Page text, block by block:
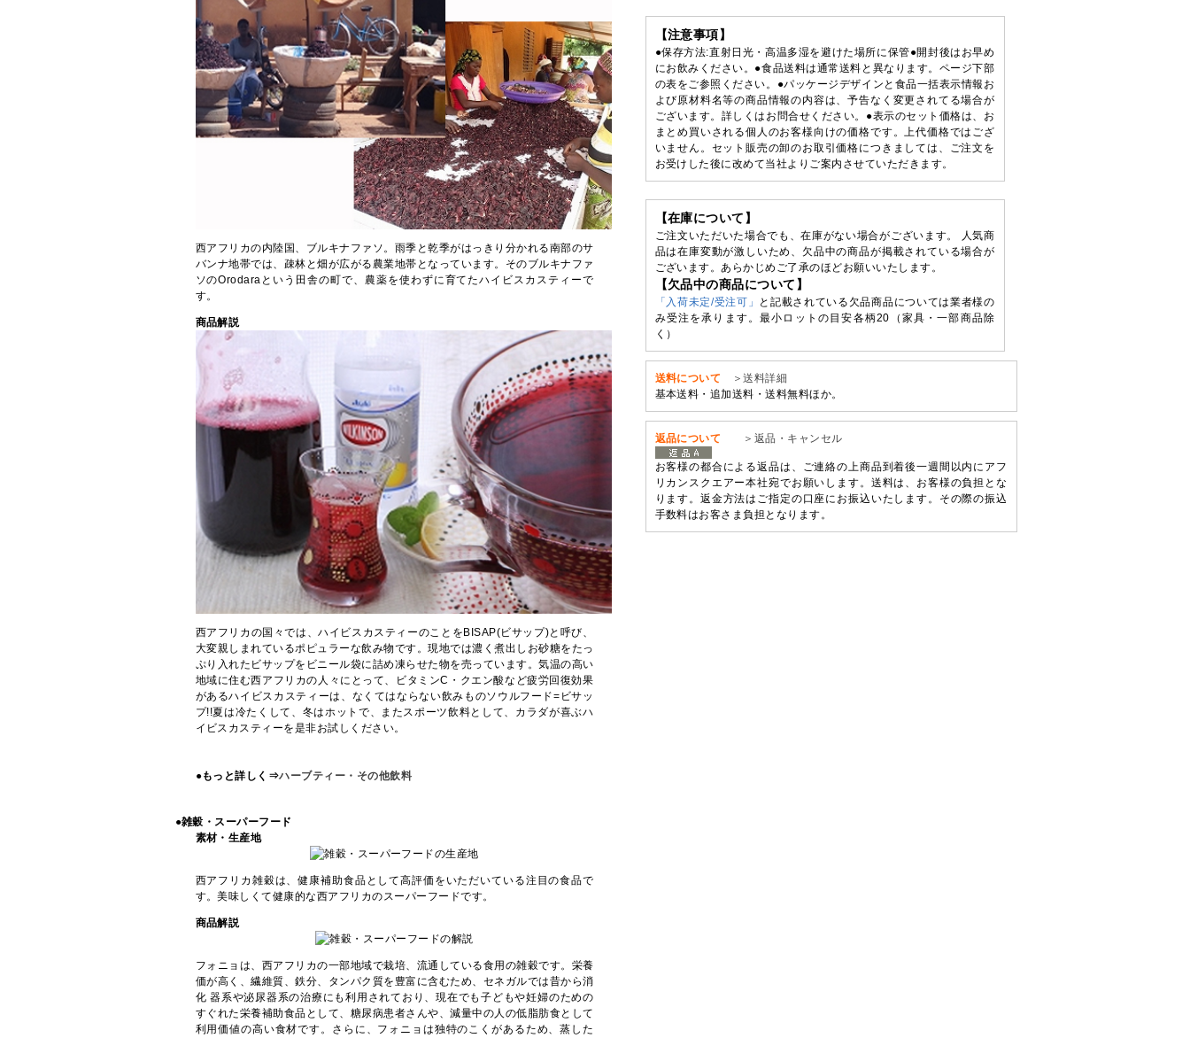
⻄アフリカの内陸国、ブルキナファソ。⾬季と乾季がはっきり分かれる南部のサ
バンナ地帯では、疎林と畑が広がる農業地帯となっています。そのブルキナファ
ソのOrodaraという田舎の町で、農薬を使わずに育てたハイビスカスティーで
す。
商品解説
西アフリカの国々では、ハイビスカスティーのことをBISAP(ビサップ)と呼び、
大変親しまれているポピュラーな飲み物です。現地では濃く煮出しお砂糖をたっ
ぷり入れたビサップをビニール袋に詰め凍らせた物を売っています。気温の高い
地域に住む西アフリカの人々にとって、ビタミンC・クエン酸など疲労回復効果
があるハイビスカスティーは、なくてはならない飲みものソウルフード=ビサッ
プ!!夏は冷たくして、冬はホットで、またスポーツ飲料として、カラダが喜ぶハ
イビスカスティーを是非お試しください。
●もっと詳しく⇒ハーブティー・その他飲料
●雑穀・スーパーフード
素材・生産地
西アフリカ雑穀は、健康補助食品として高評価をいただいている注目の食品で
す。美味しくて健康的な西アフリカのスーパーフードです。
商品解説
フォニョは、西アフリカの一部地域で栽培、流通している食用の雑穀です。栄養
価が高く、繊維質、鉄分、タンパク質を豊富に含むため、セネガルでは昔から消
化 器系や泌尿器系の治療にも利用されており、現在でも子どもや妊婦のための
すぐれた栄養補助食品として、糖尿病患者さんや、減量中の人の低脂肪食として
利用価値の高い食材です。さらに、フォニョは独特のこくがあるため、蒸した
【注意事項】
●保存方法:直射日光・高温多湿を避けた場所に保管●開封後はお早め
にお飲みください。●食品送料は通常送料と異なります。ページ下部
の表をご参照ください。●パッケージデザインと食品一括表示情報お
よび原材料名等の商品情報の内容は、予告なく変更されてる場合が
ございます。詳しくはお問合せください。●表示のセット価格は、お
まとめ買いされる個人のお客様向けの価格です。上代価格ではござ
いません。セット販売の卸のお取引価格につきましては、ご注文を
お受けした後に改めて当社よりご案内させていただきます。
【在庫について】
ご注文いただいた場合でも、在庫がない場合がございます。 人気商
品は在庫変動が激しいため、欠品中の商品が掲載されている場合が
ございます。あらかじめご了承のほどお願いいたします。
【欠品中の商品について】
「入荷未定/受注可」
と記載されている欠品商品については業者様の
み受注を承ります。最小ロットの目安各柄20（家具・一部商品除
く）
送料について
＞送料詳細
基本送料・追加送料・送料無料ほか。
返品について ＞返品・キャンセル
お客様の都合による返品は、ご連絡の上商品到着後一週間以内にアフ
リカンスクエアー本社宛でお願いします。送料は、お客様の負担とな
ります。返金方法はご指定の口座にお振込いたします。その際の振込
手数料はお客さま負担となります。